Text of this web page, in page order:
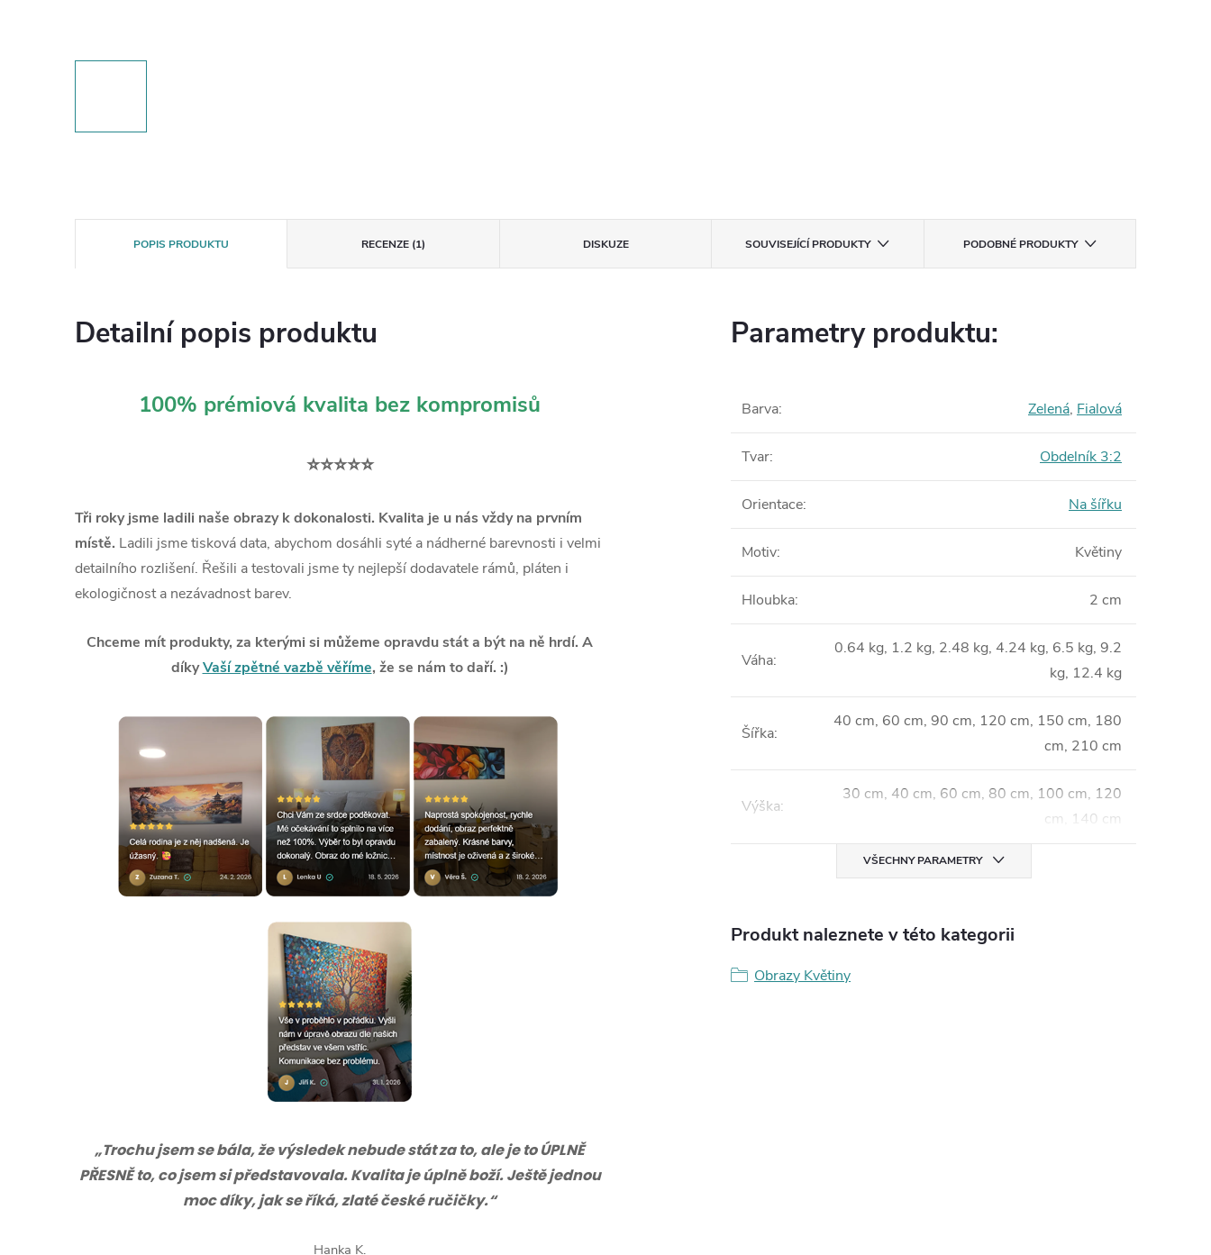
POPIS PRODUKTU RECENZE (1) DISKUZE SOUVISEJÍCÍ PRODUKTY PODOBNÉ PRODUKTY
Detailní popis produktu
100% prémiová kvalita bez kompromisů
⭐⭐⭐⭐⭐
Tři roky jsme ladili naše obrazy k dokonalosti. Kvalita je u nás vždy na prvním
místě. Ladili jsme tisková data, abychom dosáhli syté a nádherné barevnosti i velmi
detailního rozlišení. Řešili a testovali jsme ty nejlepší dodavatele rámů, pláten i
ekologičnost a nezávadnost barev.
Chceme mít produkty, za kterými si můžeme opravdu stát a být na ně hrdí. A
díkyVaší zpětné vazbě věříme, že se nám to daří. :)
„Trochu jsem se bála, že výsledek nebude stát za to, ale je to ÚPLNĚ
PŘESNĚ to, co jsem si představovala. Kvalita je úplně boží. Ještě jednou
moc díky, jak se říká, zlaté české ručičky.“
Hanka K.
Parametry produktu:
Barva: Zelená, Fialová
Tvar: Obdelník 3:2
Orientace: Na šířku
Motiv: Květiny
Hloubka: 2 cm
Váha:
0.64 kg, 1.2 kg, 2.48 kg, 4.24 kg, 6.5 kg, 9.2
kg, 12.4 kg
Šířka:
40 cm, 60 cm, 90 cm, 120 cm, 150 cm, 180
cm, 210 cm
Výška:
30 cm, 40 cm, 60 cm, 80 cm, 100 cm, 120
cm, 140 cm
VŠECHNY PARAMETRY
Produkt naleznete v této kategorii
Obrazy Květiny